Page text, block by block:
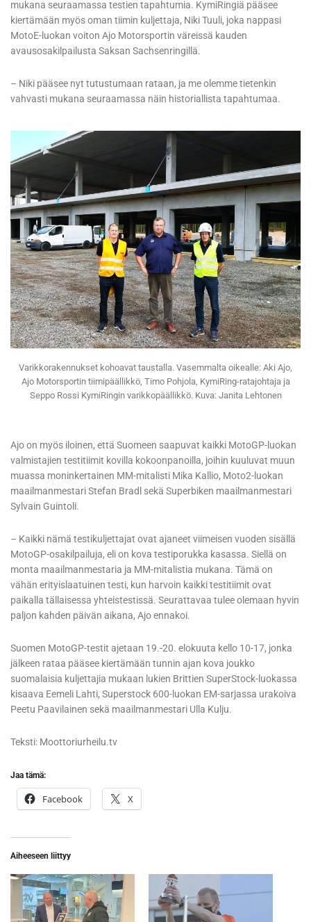
mukana seuraamassa testien tapahtumia. KymiRingiä pääsee
kiertämään myös oman tiimin kuljettaja, Niki Tuuli, joka nappasi
MotoE-luokan voiton Ajo Motorsportin väreissä kauden
avausosakilpailusta Saksan Sachsenringillä.
– Niki pääsee nyt tutustumaan rataan, ja me olemme tietenkin
vahvasti mukana seuraamassa näin historiallista tapahtumaa.
Varikkorakennukset kohoavat taustalla. Vasemmalta oikealle: Aki Ajo,
Ajo Motorsportin tiimipäällikkö, Timo Pohjola, KymiRing-ratajohtaja ja
Seppo Rossi KymiRingin varikkopäällikkö. Kuva: Janita Lehtonen
Ajo on myös iloinen, että Suomeen saapuvat kaikki MotoGP-luokan
valmistajien testitiimit kovilla kokoonpanoilla, joihin kuuluvat muun
muassa moninkertainen MM-mitalisti Mika Kallio, Moto2-luokan
maailmanmestari Stefan Bradl sekä Superbiken maailmanmestari
Sylvain Guintoli.
– Kaikki nämä testikuljettajat ovat ajaneet viimeisen vuoden sisällä
MotoGP-osakilpailuja, eli on kova testiporukka kasassa. Siellä on
monta maailmanmestaria ja MM-mitalistia mukana. Tämä on
vähän erityislaatuinen testi, kun harvoin kaikki testitiimit ovat
paikalla tällaisessa yhteistestissä. Seurattavaa tulee olemaan hyvin
paljon kahden päivän aikana, Ajo ennakoi.
Suomen MotoGP-testit ajetaan 19.-20. elokuuta kello 10-17, jonka
jälkeen rataa pääsee kiertämään tunnin ajan kova joukko
suomalaisia kuljettajia mukaan lukien Brittien SuperStock-luokassa
kisaava Eemeli Lahti, Superstock 600-luokan EM-sarjassa urakoiva
Peetu Paavilainen sekä maailmanmestari Ulla Kulju.
Teksti: Moottoriurheilu.tv
Jaa tämä:
Facebook X
Aiheeseen liittyy